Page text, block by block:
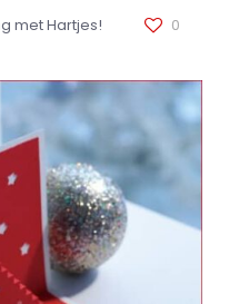
met Hartjes! 0